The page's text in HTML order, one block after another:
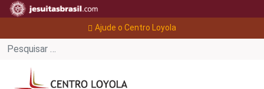
Ajude o Centro Loyola